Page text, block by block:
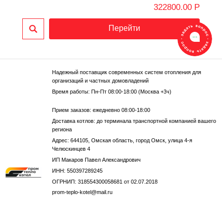
322800.00 Р
Надежный поставщик современных систем отопления для
организаций и частных домовладений
Время работы: Пн-Пт 08:00-18:00 (Москва +3ч)
Прием заказов: ежедневно 08:00-18:00
Доставка котлов: до терминала транспортной компанией вашего
региона
Адрес: 644105, Омская область, город Омск, улица 4-я
Челюскинцев 4
ИП Макаров Павел Александрович
ИНН: 550397289245
ОГРНИП: 318554300058681 от 02.07.2018
prom-teplo-kotel@mail.ru